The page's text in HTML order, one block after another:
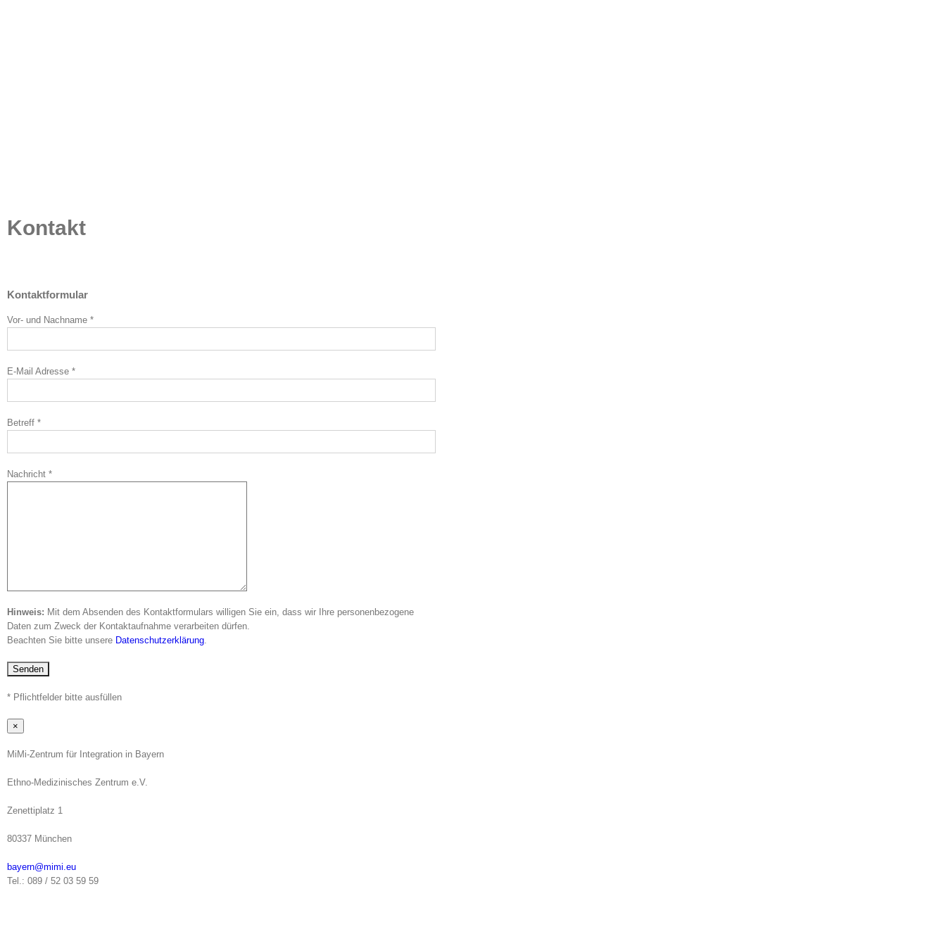
Kontakt
Kontaktformular
Vor- und Nachname *
E-Mail Adresse *
Betreff *
Nachricht *
Hinweis: Mit dem Absenden des Kontaktformulars willigen Sie ein, dass wir Ihre personenbezogene
Daten zum Zweck der Kontaktaufnahme verarbeiten dürfen.
Beachten Sie bitte unsere Datenschutzerklärung
* Pflichtfelder bitte ausfüllen
×
MiMi-Zentrum für Integration in Bayern
Ethno-Medizinisches Zentrum e.V.
Zenettiplatz 1
80337 München
bayern@mimi.eu
Tel.: 089 / 52 03 59 59